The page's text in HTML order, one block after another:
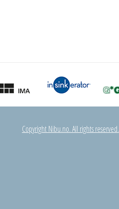
Copyright Nibu.no. All rights reserved.